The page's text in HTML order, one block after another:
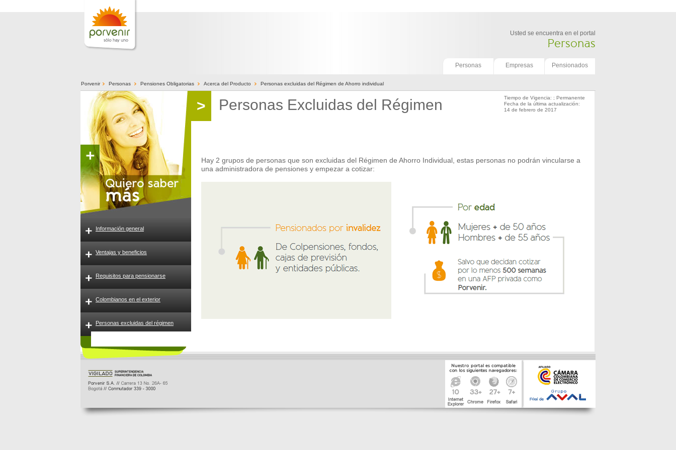
Usted se encuentra en el portal
Personas
Personas Empresas Pensionados
Porvenir >Personas >Pensiones Obligatorias >Acerca del Producto >Personas excluidas del Régimen de Ahorro individual
Información general
Ventajas y beneficios
Requisitos para pensionarse
Colombianos en el exterior
Personas excluidas del régimen
> Personas Excluidas del Régimen
Tiempo de Vigencia: ; Permanente
Fecha de la última actualización:
14 de febrero de 2017
Hay 2 grupos de personas que son excluidas del Régimen de Ahorro Individual, estas personas no podrán vincularse a
una administradora de pensiones y empezar a cotizar: